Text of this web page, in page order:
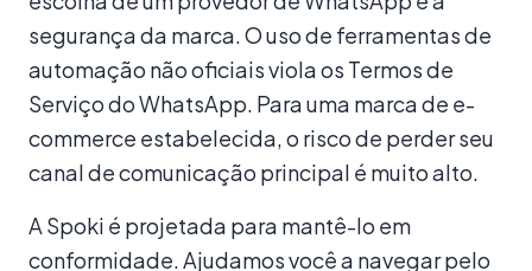
segurança da marca. O uso de ferramentas de
automação não oficiais viola os Termos de
Serviço do WhatsApp. Para uma marca de e-
commerce estabelecida, o risco de perder seu
canal de comunicação principal é muito alto.
A Spoki é projetada para mantê-lo em
conformidade. Ajudamos você a navegar pelo